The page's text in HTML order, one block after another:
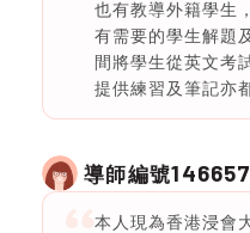
也有教導外籍學生
有需要的學生解題
間將學生從英文考
提供練習及筆記亦
導師編號146657
本人現為香港浸會